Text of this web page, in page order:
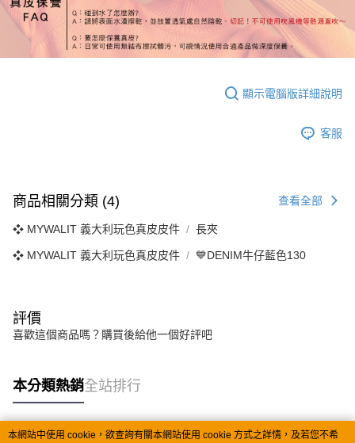
顯示電腦版詳細說明
客服
商品相關分類 (4) 查看全部
❖ MYWALIT 義大利玩色真皮皮件 長夾
❖ MYWALIT 義大利玩色真皮皮件 💙DENIM牛仔藍色130
評價
喜歡這個商品嗎？購買後給他一個好評吧
本分類熱銷全站排行
本網站中使用 cookie，欲查詢有關本網站使用 cookie 方式之詳情，及若您不希